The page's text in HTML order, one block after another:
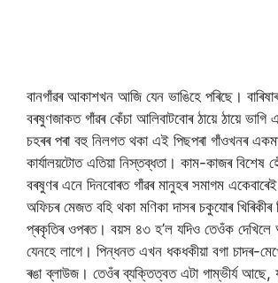
বানগাঁৱৰ আকাশখন আজি যেন ভাঙিহে পৰিছে। বাৰিষাৰ
বৰষুণজাকত গাঁৱৰ কেঁচা আলিবাটবোৰ ঠায়ে ঠায়ে ভাগি
চহৰৰ পৰা বহু নিলগত থকা এই পিছপৰা গাঁওখনৰ
কাৰ্যালয়টোত এতিয়া নিস্তব্ধতা। কাম-কাজৰ বিশেষ
বৰষুণৰ এনে দিনবোৰত গাঁৱৰ মানুহৰ সমাগম
​অফিচৰ মেজত বহি থকা মণিকা দাসৰ চকুযোৰ খিৰিকীৰ
প্ৰকৃতিৰ ওপৰত। বয়স ৪৩ হ’ল যদিও তেওঁক দেখিলে
যেনহে লাগে। পিন্ধনত এখন ধকধকীয়া বগা চাদৰ-
ৰঙা ব্লাউজ। তেওঁৰ ব্যক্তিত্বত এটা গাম্ভীৰ্য আছে,